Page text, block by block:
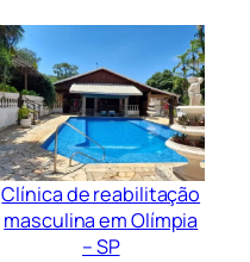
Clínica de reabilitação
masculina em Olímpia
– SP